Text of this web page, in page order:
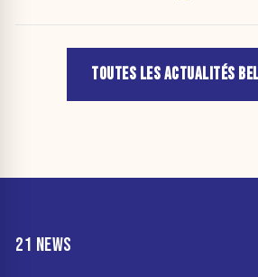
TOUTES LES ACTUALITÉS
21 NEWS